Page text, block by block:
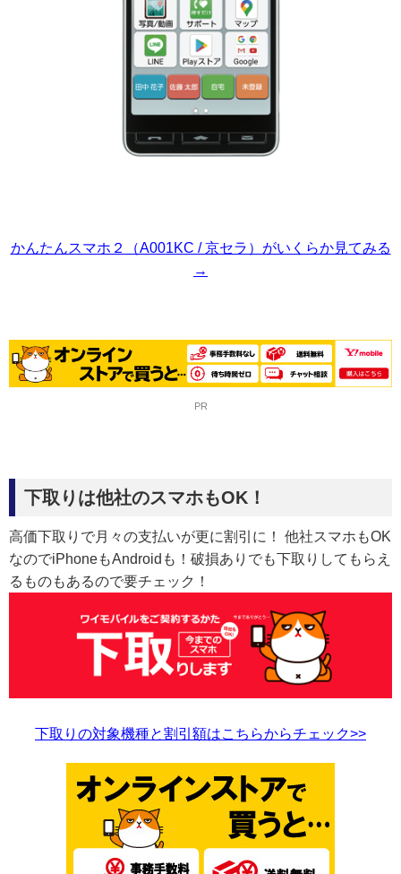
かんたんスマホ２（A001KC / 京セラ）がいくらか見てみる
→
PR
下取りは他社のスマホもOK！
高価下取りで月々の支払いが更に割引に！ 他社スマホもOK
なのでiPhoneもAndroidも！破損ありでも下取りしてもらえ
るものもあるので要チェック！
下取りの対象機種と割引額はこちらからチェック>>